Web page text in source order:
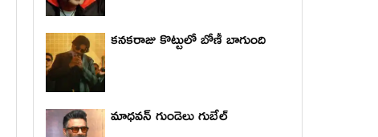
కనకరాజు కొట్టులో బోణీ బాగుంది
మాధ‌వ‌న్ గుండెలు గుబేల్‌